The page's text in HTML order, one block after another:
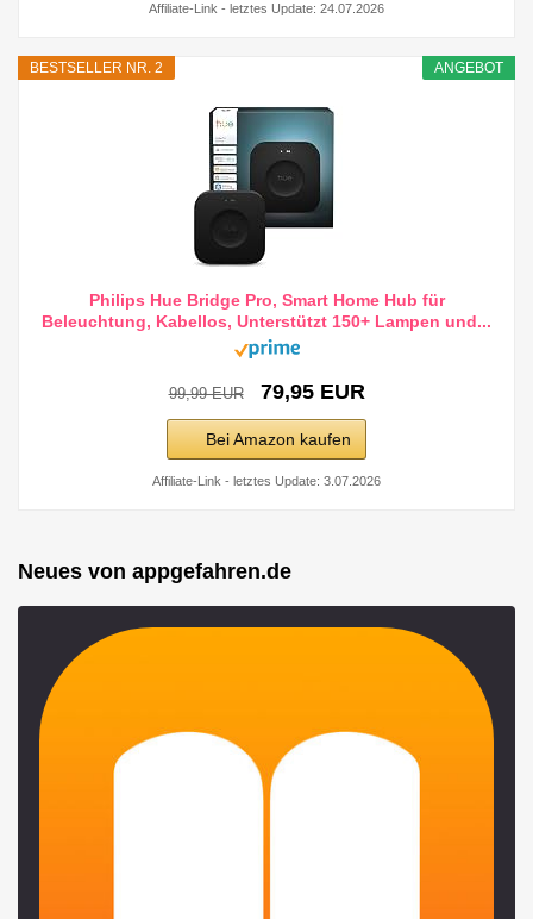
Affiliate-Link - letztes Update: 24.07.2026
ANGEBOT
BESTSELLER NR. 2
Philips Hue Bridge Pro, Smart Home Hub für
Beleuchtung, Kabellos, Unterstützt 150+ Lampen und...
99,99 EUR 79,95 EUR
Bei Amazon kaufen
Affiliate-Link - letztes Update: 3.07.2026
Neues von appgefahren.de